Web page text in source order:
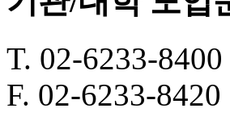
T. 02-6233-8400
F. 02-6233-8420